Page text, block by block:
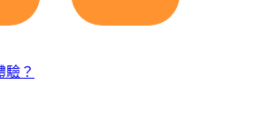
驗？